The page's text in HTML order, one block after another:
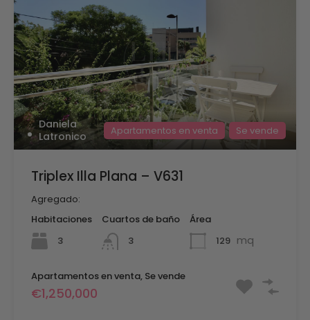
Daniela
Latronico
Apartamentos en venta Se vende
Triplex Illa Plana – V631
Agregado:
Habitaciones
3
Cuartos de baño
3
Área
129 mq
Apartamentos en venta, Se vende
€1,250,000